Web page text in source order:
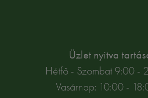
Üzlet nyitva
Hétfő - Szombat 9:00 -
Vasárnap: 10:00 -